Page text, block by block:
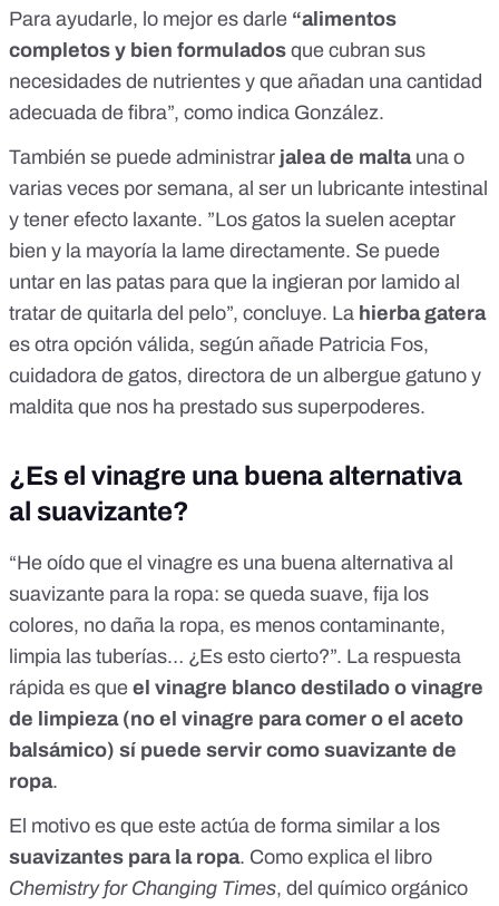
Para ayudarle, lo mejor es darle “alimentos
completos y bien formulados que cubran sus
necesidades de nutrientes y que añadan una cantidad
adecuada de fibra”, como indica González.
También se puede administrar jalea de maltauna o
varias veces por semana, al ser un lubricante intestinal
y tener efecto laxante. ”Los gatos la suelen aceptar
bien y la mayoría la lame directamente. Se puede
untar en las patas para que la ingieran por lamido al
tratar de quitarla del pelo”, concluye. La hierba gatera
es otra opción válida, según añade Patricia Fos,
cuidadora de gatos, directora de un albergue gatuno y
maldita que nos ha prestado sus superpoderes.
¿Es el vinagre una buena alternativa
al suavizante?
“He oído que el vinagre es una buena alternativa al
suavizante para la ropa: se queda suave, fija los
colores, no daña la ropa, es menos contaminante,
limpia las tuberías… ¿Es esto cierto?”. La respuesta
rápida es que el vinagre blanco destilado o vinagre
de limpieza (no el vinagre para comer o el aceto
balsámico) sí puede servir como suavizante de
ropa.
El motivo es que este actúa de forma similar a los
suavizantes para la ropa. Como explica el libro
Chemistry for Changing Times, del químico orgánico